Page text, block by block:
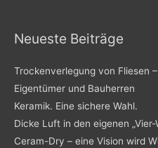
Neueste Beiträge
Trockenverlegung von Fliesen
Eigentümer und Bauherren
Keramik. Eine sichere Wahl.
Dicke Luft in den eigenen „Vier-
Ceram-Dry – eine Vision wird